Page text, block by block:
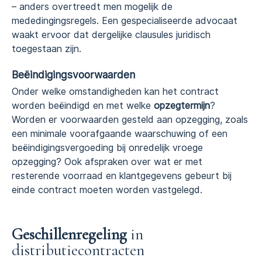
– anders overtreedt men mogelijk de
mededingingsregels. Een gespecialiseerde advocaat
waakt ervoor dat dergelijke clausules juridisch
toegestaan zijn.
Beëindigingsvoorwaarden
Onder welke omstandigheden kan het contract
worden beëindigd en met welke opzegtermijn?
Worden er voorwaarden gesteld aan opzegging, zoals
een minimale voorafgaande waarschuwing of een
beëindigingsvergoeding bij onredelijk vroege
opzegging? Ook afspraken over wat er met
resterende voorraad en klantgegevens gebeurt bij
einde contract moeten worden vastgelegd.
Geschillenregeling in
distributiecontracten